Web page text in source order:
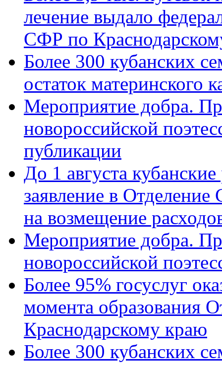
лечение выдало
СФР по
Более 300 кубанских
остаток материнского
Мероприятие добра.
новороссийской
публикации
До 1 августа
заявление в
на возмещение
Мероприятие добра.
новороссийской
Более 95% госуслуг
момента образования
Краснодарскому краю
Более 300 кубанских